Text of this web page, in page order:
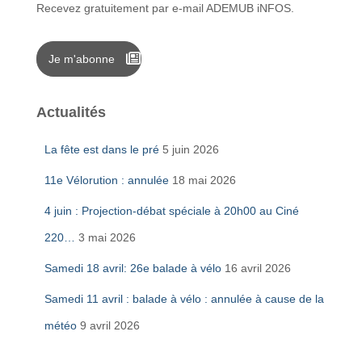
Recevez gratuitement par e-mail ADEMUB iNFOS.
Je m'abonne
Actualités
La fête est dans le pré 5 juin 2026
11e Vélorution : annulée 18 mai 2026
4 juin : Projection-débat spéciale à 20h00 au Ciné
220… 3 mai 2026
Samedi 18 avril: 26e balade à vélo 16 avril 2026
Samedi 11 avril : balade à vélo : annulée à cause de la
météo 9 avril 2026